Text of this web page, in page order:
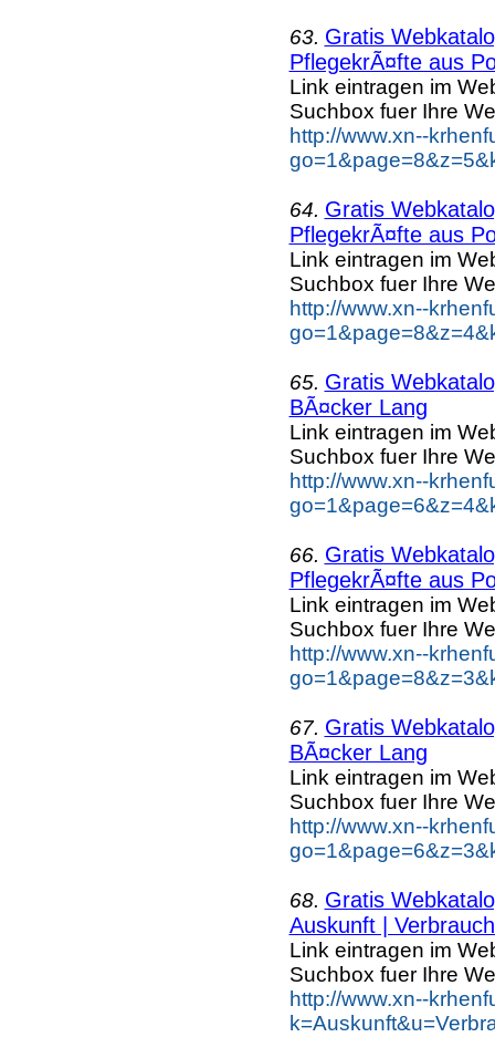
63. Gratis
PflegekrÃ¤fte aus
Link eintragen im
Suchbox fuer Ihre
http://www.xn--
64. Gratis
PflegekrÃ¤fte aus
Link eintragen im
Suchbox fuer Ihre
http://www.xn--
65. Gratis
BÃ¤cker Lang
Link eintragen im
Suchbox fuer Ihre
http://www.xn--
66. Gratis
PflegekrÃ¤fte aus
Link eintragen im
Suchbox fuer Ihre
http://www.xn--
67. Gratis
BÃ¤cker Lang
Link eintragen im
Suchbox fuer Ihre
http://www.xn--
68. Gratis
Auskunft |
Link eintragen im
Suchbox fuer Ihre
http://www.xn--